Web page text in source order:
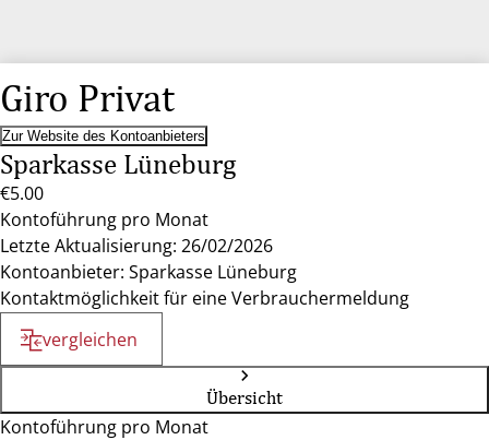
Giro Privat
Zur Website des Kontoanbieters
Sparkasse Lüneburg
€5.00
Kontoführung pro Monat
Letzte Aktualisierung: 26/02/2026
Kontoanbieter: Sparkasse Lüneburg
Kontaktmöglichkeit für eine Verbrauchermeldung
vergleichen
Übersicht
Kontoführung pro Monat